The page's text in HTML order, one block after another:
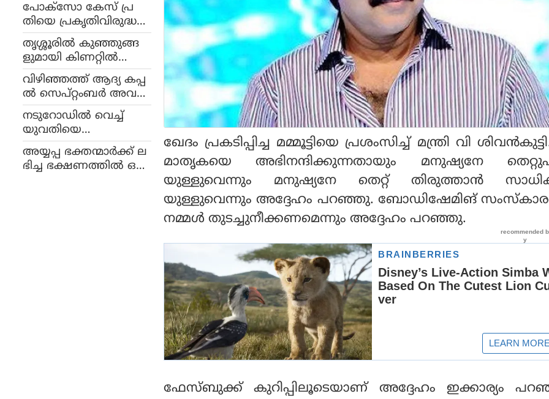
പോക്‌സോ കേസ് പ്ര
തിയെ പ്രകൃതിവിരുദ്ധ
പീഡനത്തിന് ഇര
യാക്കി: സിഐ
ക്കെതിരെ കേസ്
തൃശ്ശൂരില്‍ കുഞ്ഞുങ്ങ
ളുമായി കിണറ്റില്‍
ചാടിയ യുവാവ് മരിച്ചു
വിഴിഞ്ഞത്ത് ആദ്യ കപ്പ
ല്‍ സെപ്റ്റംബര്‍ അവ
സാനത്തോടെ അ
ടുക്കും
നടുറോഡില്‍ വെച്ച്
യുവതിയെ
വെട്ടിക്കൊന്നു; സംഭവം
തിരുവനന്തപുരത്ത്, പ
ങ്കാളി പൊലീസില്‍ കീഴട
അയ്യപ്പ ഭക്തന്മാര്‍ക്ക് ല
ഭിച്ച ഭക്ഷണത്തില്‍ ഒച്ച്,
ഖേദം പ്രകടിപ്പിച്ച മമ്മൂട്ടിയെ പ്രശംസിച്ച് മന്ത്രി വി
മാതൃകയെ അഭിനന്ദിക്കുന്നതായും മനുഷ്യനേ
യുള്ളുവെന്നും മനുഷ്യനേ തെറ്റ് തിരുത്താന്‍
യുള്ളുവെന്നും അദ്ദേഹം പറഞ്ഞു. ബോഡിഷേമിങ്
നമ്മള്‍ തുടച്ചുനീക്കണമെന്നും അദ്ദേഹം പറഞ്ഞു.
ഫേസ്ബുക്ക് കുറിപ്പിലൂടെയാണ് അദ്ദേഹം ഇക്കാര്യം